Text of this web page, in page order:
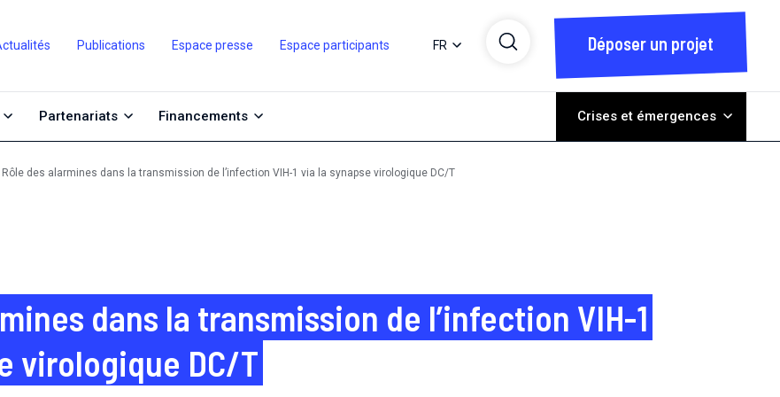
Publications Espace presse Espace participants FR Déposer un projet
Partenariats Financements Crises et émergences
Rôle des alarmines dans la transmission de l’infection VIH-1 via la synapse virologique DC/T
dans la transmission de l’infection VIH-1
virologique DC/T